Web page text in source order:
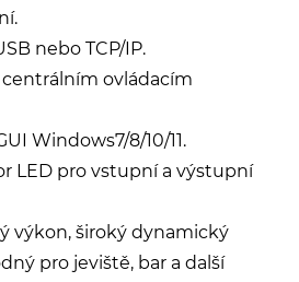
nebo TCP/IP.
ovládacím
Windows7/8/10/11.
LED pro vstupní a výstupní
výkon, široký dynamický
pro jeviště, bar a další